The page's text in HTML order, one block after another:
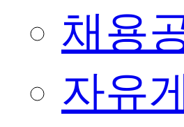
채용
자유